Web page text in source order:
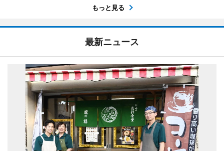
もっと見る
最新ニュース